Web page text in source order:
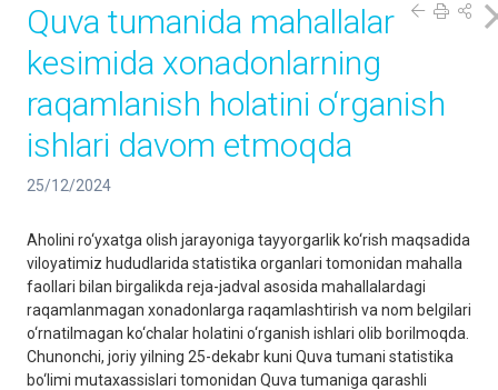
Quva tumanida mahallalar
kesimida xonadonlarning
raqamlanish holatini o‘rganish
ishlari davom etmoqda
25/12/2024
Aholini ro‘yxatga olish jarayoniga tayyorgarlik ko‘rish maqsadida
viloyatimiz hududlarida statistika organlari tomonidan mahalla
faollari bilan birgalikda reja-jadval asosida mahallalardagi
raqamlanmagan xonadonlarga raqamlashtirish va nom belgilari
o‘rnatilmagan ko‘chalar holatini o‘rganish ishlari olib borilmoqda.
Chunonchi, joriy yilning 25-dekabr kuni Quva tumani statistika
bo‘limi mutaxassislari tomonidan Quva tumaniga qarashli